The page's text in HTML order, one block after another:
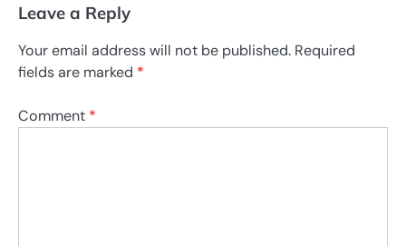
Leave a Reply
Your email address will not be published. Required
fields are marked *
Comment *